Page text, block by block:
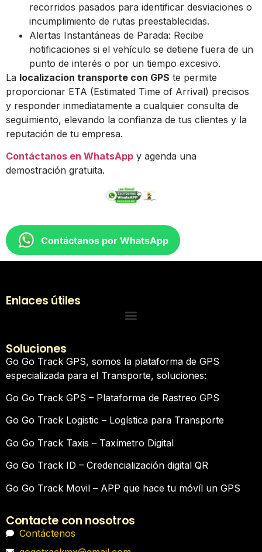
recorridos pasados para identificar desviaciones o
incumplimiento de rutas preestablecidas.
Alertas Instantáneas de Parada: Recibe
notificaciones si el vehículo se detiene fuera de un
punto de interés o por un tiempo excesivo.
La localizacion transporte con GPS te permite
proporcionar ETA (Estimated Time of Arrival) precisos
y responder inmediatamente a cualquier consulta de
seguimiento, elevando la confianza de tus clientes y la
reputación de tu empresa.
Contáctanos en WhatsApp y agenda una
demostración gratuita.
Contáctanos por WhatsApp
Enlaces útiles
Soluciones
Go Go Track GPS, somos la plataforma de GPS
especializada para el Transporte, soluciones:
Go Go Track GPS – Plataforma de Rastreo GPS
Go Go Track Logistic – Logística para Transporte
Go Go Track Taxis – Taxímetro Digital
Go Go Track ID – Credencialización digital QR
Go Go Track Movil – APP que hace tu móvíl un GPS
Contacte con nosotros
Contáctenos